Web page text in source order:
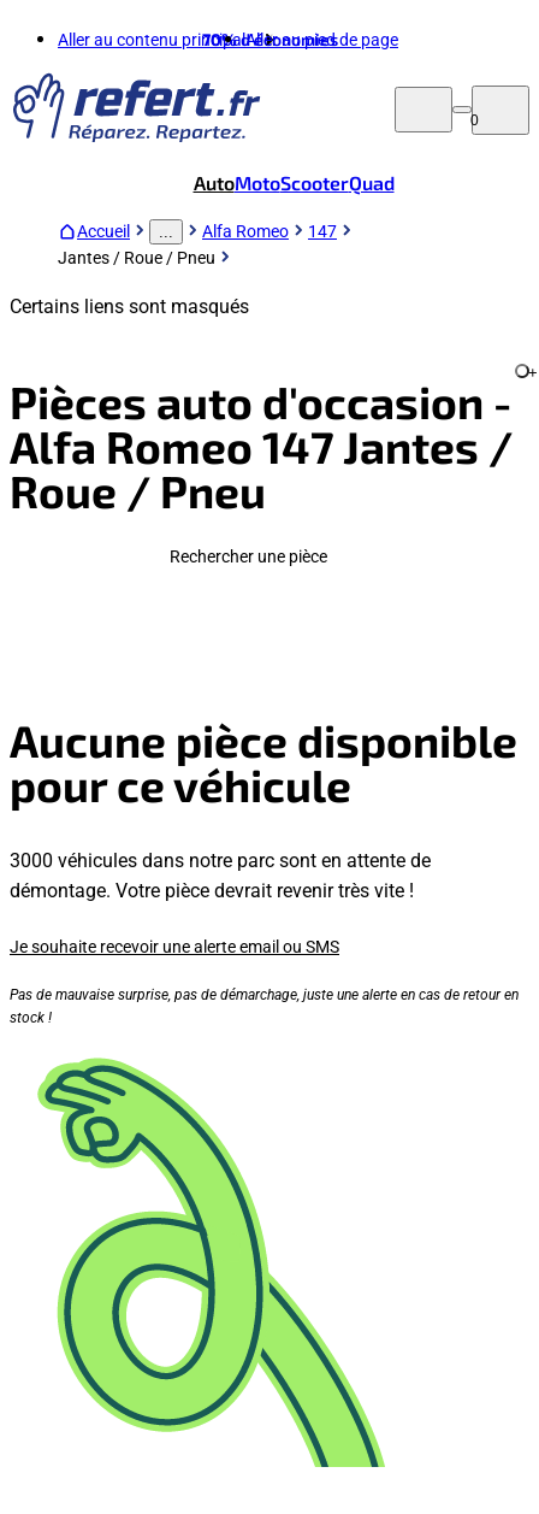
Aller au contenu principalAller au pied de page
70%d'économies
0
AutoMotoScooterQuad
Accueil Alfa Romeo
147
Jantes / Roue / Pneu
Certains liens sont masqués
Pièces auto d'occasion -
Alfa Romeo 147 Jantes /
Roue / Pneu
+
Rechercher une pièce
Aucune pièce disponible
pour ce véhicule
3000 véhicules dans notre parc sont en attente de
démontage. Votre pièce devrait revenir très vite !
Je souhaite recevoir une alerte email ou SMS
Pas de mauvaise surprise, pas de démarchage, juste une alerte en cas de retour en
stock !